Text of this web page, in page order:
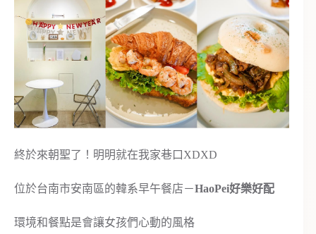
終於來朝聖了！明明就在我家巷口XDXD
位於台南市安南區的韓系早午餐店－HaoPei好樂好配
環境和餐點是會讓女孩們心動的風格